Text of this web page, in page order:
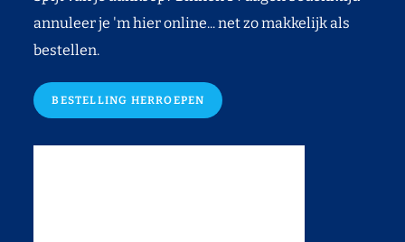
annuleer je 'm hier online... net zo makkelijk als
bestellen.
BESTELLING HERROEPEN